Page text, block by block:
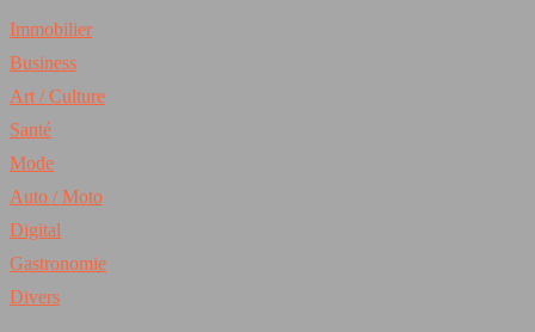
Immobilier
Business
Art / Culture
Santé
Mode
Auto / Moto
Digital
Gastronomie
Divers